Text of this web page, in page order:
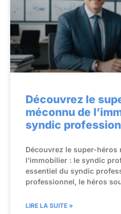
Découvrez le
méconnu de
syndic
Découvrez le super-héros
l’immobilier : le syndic
essentiel du syndic
professionnel, le héros
LIRE LA SUITE »